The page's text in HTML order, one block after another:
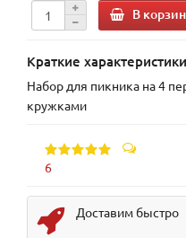
В
Краткие характеристики
Набор для пикника на 4
кружками
6
Доставим быстро